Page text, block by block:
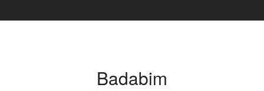
Badabim